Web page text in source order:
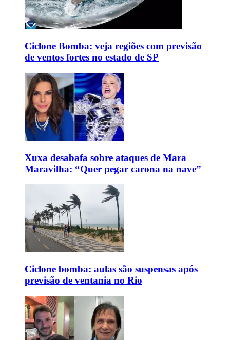
Ciclone Bomba: veja regiões com previsão
de ventos fortes no estado de SP
Xuxa desabafa sobre ataques de Mara
Maravilha: “Quer pegar carona na nave”
Ciclone bomba: aulas são suspensas após
previsão de ventania no Rio